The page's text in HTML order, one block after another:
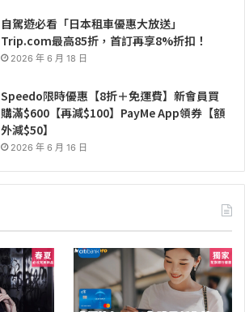
自駕遊必看「日本租車優惠大放送」
Trip.com最高85折，首訂再享8%折扣！
2026 年 6 月 18 日
Speedo限時優惠【8折＋免運費】新會員買
購滿$600【再減$100】PayMe App領券【額
外減$50】
2026 年 6 月 16 日